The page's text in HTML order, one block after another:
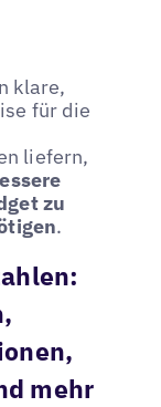
klare,
für die
liefern,
zu
.
mehr